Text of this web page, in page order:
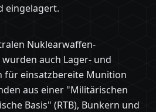
eingelagert.
Nuklearwaffen-
wurden auch Lager- und
für einsatzbereite Munition
aus einer "Militärischen
Basis" (RTB), Bunkern und